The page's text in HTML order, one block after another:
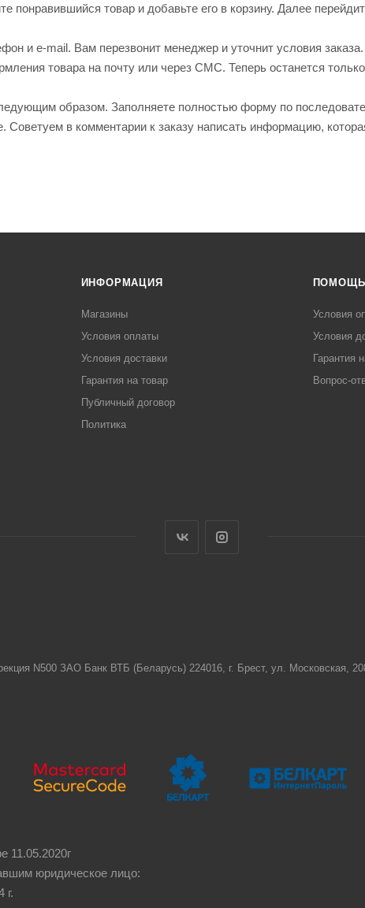
понравившийся товар и добавьте его в корзину. Далее
и e-mail. Вам перезвонит менеджер и уточнит условия
товара на почту или через СМС. Теперь останется
образом. Заполняете полностью форму по
в комментарии к заказу написать информацию,
ИНФОРМАЦИЯ
Магазины
Условия оплаты
Условия доставки
Гарантия на товар
Публичный договор
Политика
ПОМОЩЬ
Условия
Условия
Гарантия
Вопрос-
N500 ЗАО Банк ВТБ (Беларусь) 224016, г. Брест, ул. Московская,
11.05.2020г
юридическое лицо:
г.